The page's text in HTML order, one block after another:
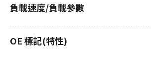
負載速度/負載參數
OE 標記(特性)